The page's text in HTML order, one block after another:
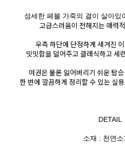
섬세한 페블 가죽의 결이 살아있
고급스러움이 전해지는 매력
우측 하단에 단정하게 새겨진
밋밋함을 덜어주고 클래식하고 세
여권은 물론 잃어버리기 쉬운 탑
한 번에 깔끔하게 정리할 수 있는 실
DETAIL
소재 : 천연소